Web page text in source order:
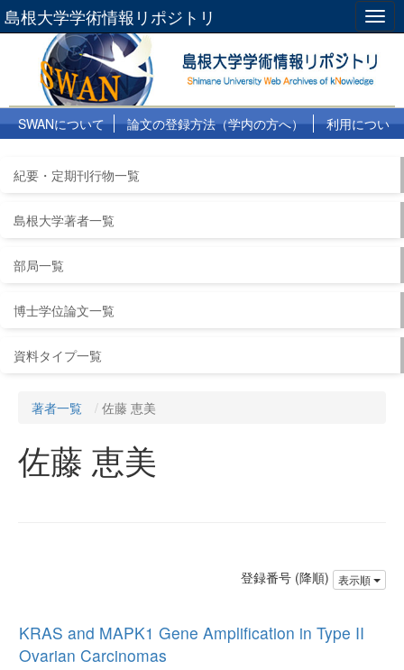
島根大学学術情報リポジトリ
SWANについて 論文の登録方法（学内の方へ）
利用につい
紀要・定期刊行物一覧
島根大学著者一覧
部局一覧
博士学位論文一覧
資料タイプ一覧
著者一覧 佐藤 恵美
佐藤 恵美
登録番号 (降順) 表示順
KRAS and MAPK1 Gene Amplification in Type II
Ovarian Carcinomas